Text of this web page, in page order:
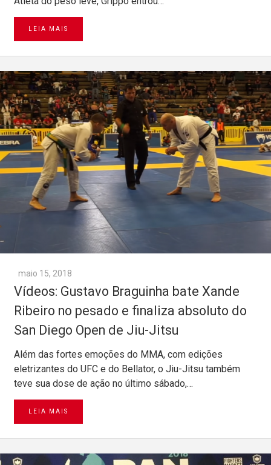
LEIA MAIS
maio 15, 2018
Vídeos: Gustavo Braguinha bate Xande
Ribeiro no pesado e finaliza absoluto do
San Diego Open de Jiu-Jitsu
Além das fortes emoções do MMA, com edições
eletrizantes do UFC e do Bellator, o Jiu-Jitsu também
teve sua dose de ação no último sábado,…
LEIA MAIS